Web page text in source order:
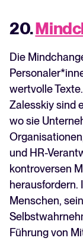
20.
Die
wertvolle
Zalesskiy sind
wo sie
und HR-
kontroversen
herausfordern.
Menschen,
Führung von